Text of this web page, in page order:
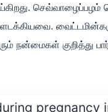
செவ்வாழைப்பழம்
நன்மைகள் குறித்து